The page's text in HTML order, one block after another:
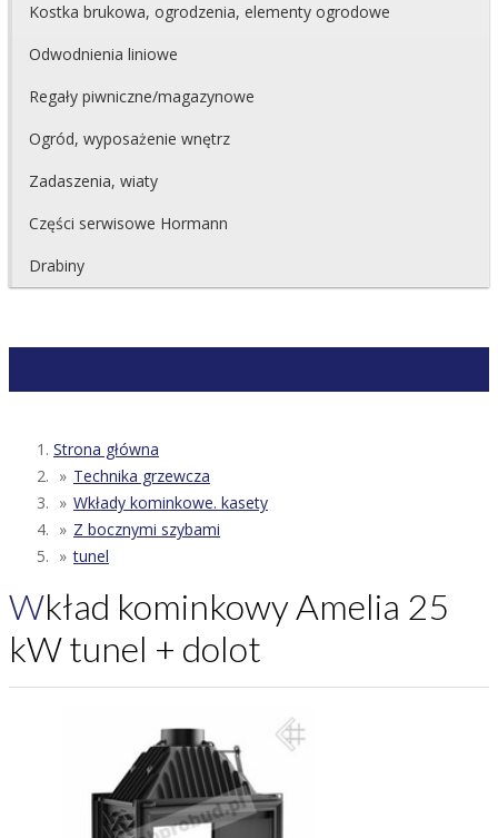
Kostka brukowa, ogrodzenia, elementy ogrodowe
Odwodnienia liniowe
Regały piwniczne/magazynowe
Ogród, wyposażenie wnętrz
Zadaszenia, wiaty
Części serwisowe Hormann
Drabiny
Strona główna
Technika grzewcza
Wkłady kominkowe. kasety
Z bocznymi szybami
tunel
Wkład kominkowy Amelia 25
kW tunel + dolot